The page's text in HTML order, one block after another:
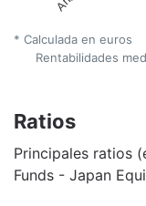
* Calculada en euros
Rentabilidades
Ratios
Principales ratios
Funds - Japan